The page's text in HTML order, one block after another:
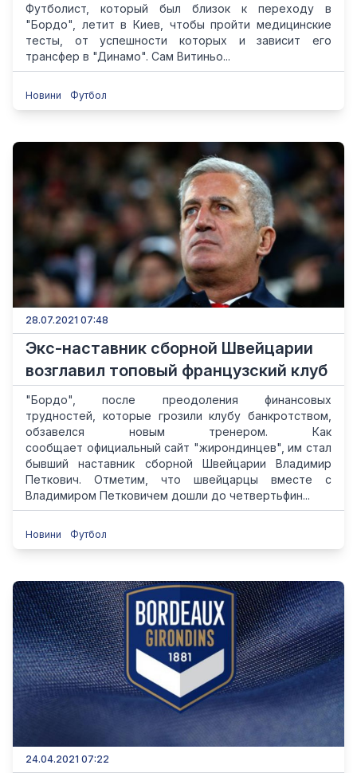
Футболист, который был близок к переходу в
"Бордо", летит в Киев, чтобы пройти медицинские
тесты, от успешности которых и зависит его
трансфер в "Динамо". Сам Витиньо...
Новини Футбол
28.07.2021 07:48
Экс-наставник сборной Швейцарии
возглавил топовый французский клуб
"Бордо", после преодоления финансовых
трудностей, которые грозили клубу банкротством,
обзавелся новым тренером. Как
сообщает официальный сайт "жирондинцев", им стал
бывший наставник сборной Швейцарии Владимир
Петкович. Отметим, что швейцарцы вместе с
Владимиром Петковичем дошли до четвертьфин...
Новини Футбол
24.04.2021 07:22